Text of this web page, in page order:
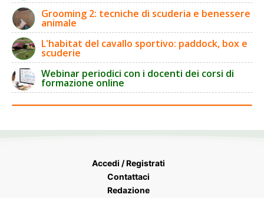
Grooming 2: tecniche di scuderia e benessere
animale
L'habitat del cavallo sportivo: paddock, box e
scuderie
Webinar periodici con i docenti dei corsi di
formazione online
Accedi / Registrati
Contattaci
Redazione